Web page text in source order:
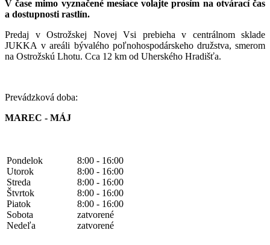
V čase mimo vyznačené mesiace volajte prosím na otvárací čas
a dostupnosti rastlín.
Predaj v Ostrožskej Novej Vsi prebieha v centrálnom sklade
JUKKA v areáli bývalého poľnohospodárskeho družstva, smerom
na Ostrožskú Lhotu. Cca 12 km od Uherského Hradišťa.
Prevádzková doba:
MAREC - MÁJ
Pondelok
8:00 - 16:00
Utorok
8:00 - 16:00
Streda
8:00 - 16:00
Štvrtok
8:00 - 16:00
Piatok
8:00 - 16:00
Sobota
zatvorené
Nedeľa
zatvorené